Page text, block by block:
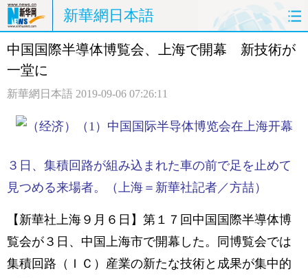
新華網日本語
ホームページ 政治 経済
観光 評論 写真
中国国際半導体博覧会、上海で開幕 新技術が
一堂に
新華網日本語 2019-09-06 07:26:11
３日、集積回路が組み込まれた車の前で足を止めて
見つめる来場者。（上海＝新華社記者／方喆）
【新華社上海９月６日】第１７回中国国際半導体博
覧会が３日、中国上海市で開幕した。同博覧会では
集積回路（ＩＣ）産業の新たな技術と成果が集中的